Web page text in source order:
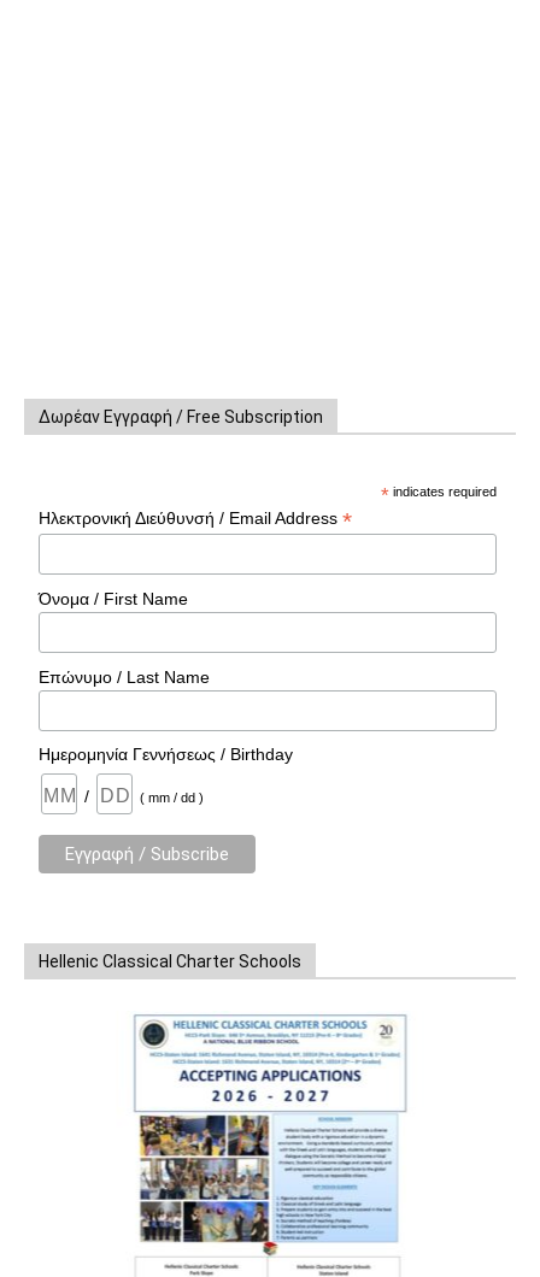
Δωρέαν Εγγραφή / Free Subscription
* indicates required
Ηλεκτρονική Διεύθυνσή / Email Address*
Όνομα / First Name
Επώνυμο / Last Name
Ημερομηνία Γεννήσεως / Birthday
/ ( mm / dd )
Hellenic Classical Charter Schools